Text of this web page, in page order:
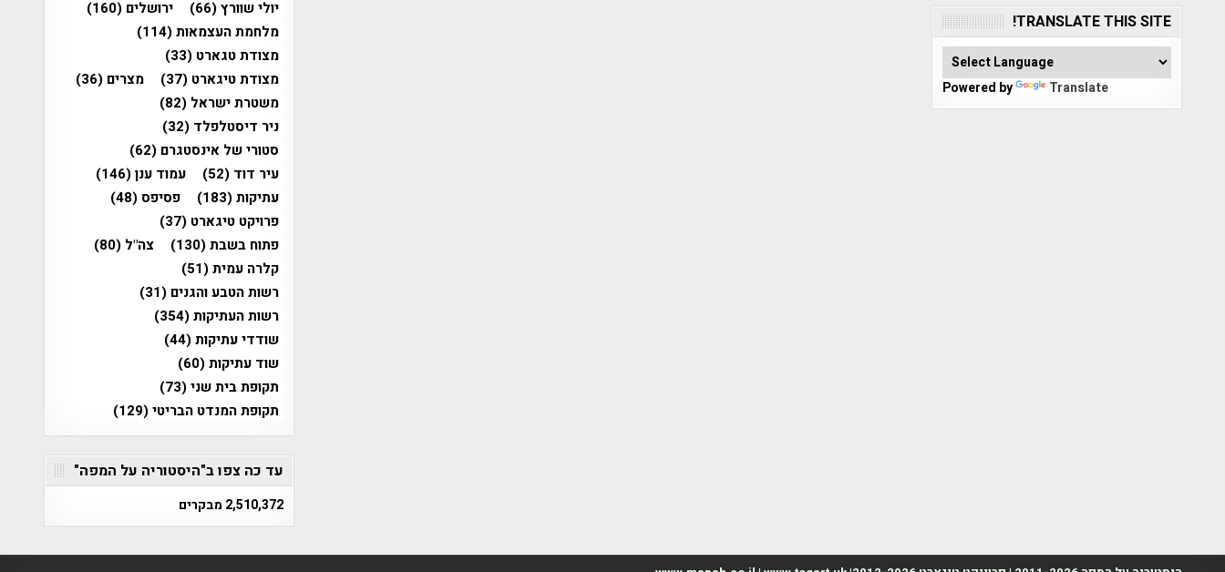
TRANSLATE THIS SITE!
Powered by Translate
יולי שוורץ(66) ירושלים (160)
מלחמת העצמאות(114)
מצודת טגארט (33)
מצודת טיגארט (37) מצרים (36)
משטרת ישראל (82)
ניר דיסטלפלד (32)
סטורי של אינסטגרם (62)
עיר דוד (52) עמוד ענן(146)
עתיקות(183) פסיפס(48)
פרויקט טיגארט (37)
פתוח בשבת(130) צה"ל (80)
קלרה עמית(51)
רשות הטבע והגנים (31)
רשות העתיקות(354)
שודדי עתיקות(44)
שוד עתיקות(60)
תקופת בית שני(73)
תקופת המנדט הבריטי(129)
עד כה צפו ב"היסטוריה על המפה"
2,510,372 מבקרים